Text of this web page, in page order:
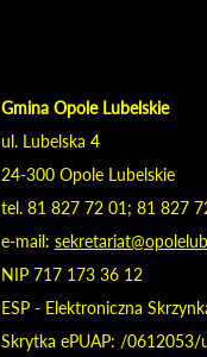
Gmina Opole Lubelskie
ul. Lubelska 4
24-300 Opole Lubelskie
tel. 81 827 72 01; 81 827
e-mail:
NIP 717 173 36 12
ESP - Elektroniczna
Skrytka ePUAP: /0612053/